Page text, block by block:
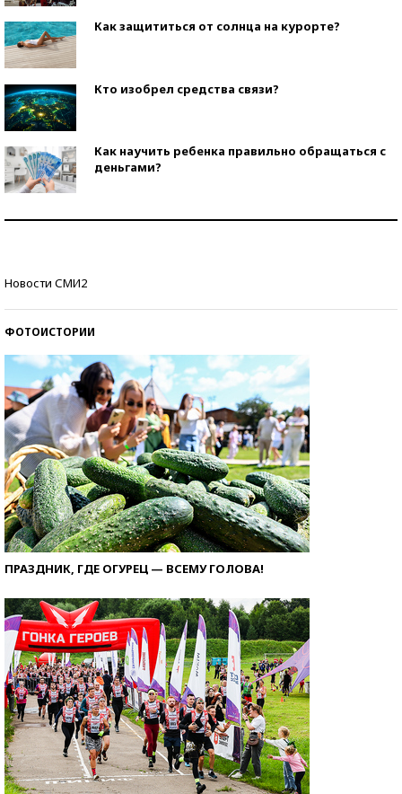
Как защититься от солнца на курорте?
Кто изобрел средства связи?
Как научить ребенка правильно обращаться с
деньгами?
Новости СМИ2
ФОТОИСТОРИИ
ПРАЗДНИК, ГДЕ ОГУРЕЦ — ВСЕМУ ГОЛОВА!